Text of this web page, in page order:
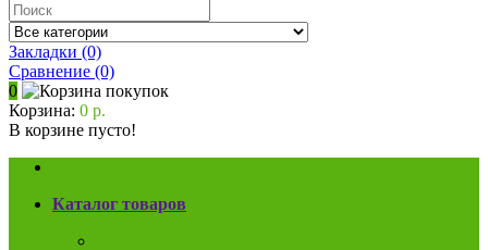
Закладки (0)
Сравнение (0)
0
Корзина: 0 р.
В корзине пусто!
Каталог товаров